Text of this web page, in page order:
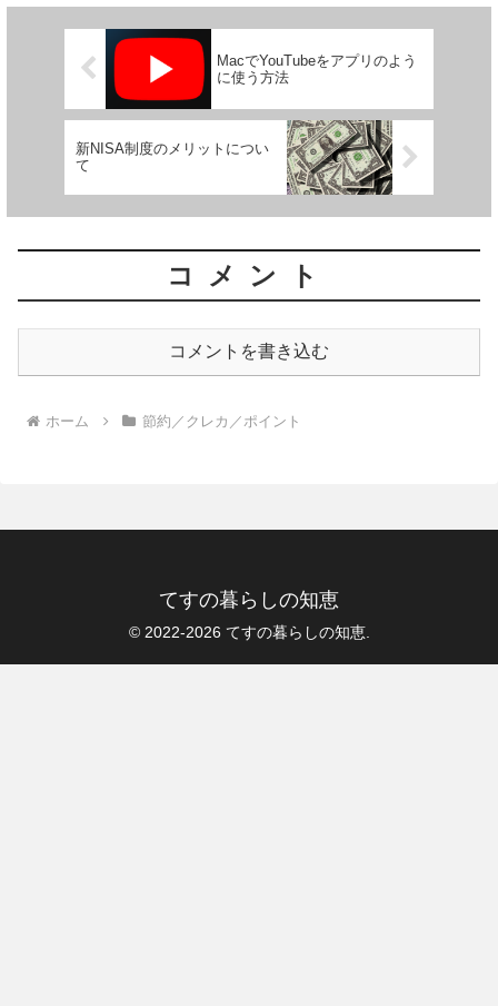
MacでYouTubeをアプリのよう
に使う方法
新NISA制度のメリットについ
て
コメント
コメントを書き込む
ホーム 節約／クレカ／ポイント
てすの暮らしの知恵
© 2022-2026 てすの暮らしの知恵.